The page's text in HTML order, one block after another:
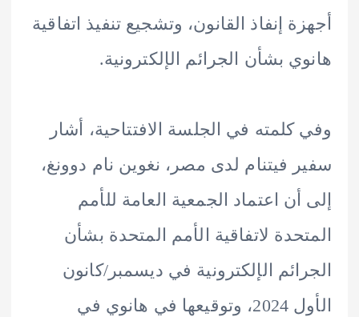
إنفاذ القانون، وتشجيع تنفيذ اتفاقية
بشأن الجرائم الإلكترونية.
في الجلسة الافتتاحية، أشار
فيتنام لدى مصر، نغوين نام دوونغ،
اعتماد الجمعية العامة للأمم
لاتفاقية الأمم المتحدة بشأن
الإلكترونية في ديسمبر/كانون
الأول 2024، وتوقيعها في هانوي في